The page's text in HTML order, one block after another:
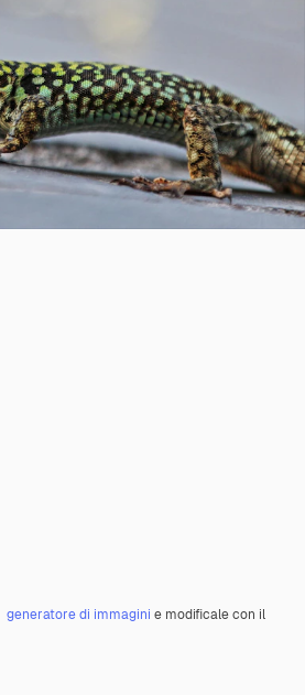
generatore di immagini e modificale con il